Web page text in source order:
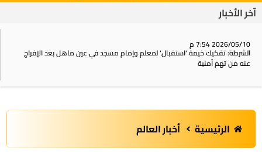
آخر الأخبار
2026/05/10 7:54 م
الشرطة: تفكيك خيمة ‘استقبال‘ لمعلم وإمام مسجد في عين ماهل بعد الإفراج
عنه من تهم أمنية
الرئيسية أخبار العالم